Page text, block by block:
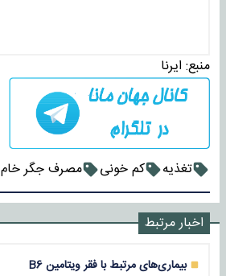
منبع: ایرنا
تغذیه کم خونی مصرف جگر خام
اخبار مرتبط
بیماری‌های مرتبط با فقر ویتامین B6